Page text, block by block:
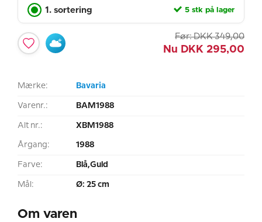
1. sortering 5 stk på lager
Før: DKK 349,00
Nu DKK 295,00
Mærke: Bavaria
Varenr.: BAM1988
Alt nr.: XBM1988
Årgang: 1988
Farve: Blå,Guld
Mål: Ø: 25 cm
Om varen